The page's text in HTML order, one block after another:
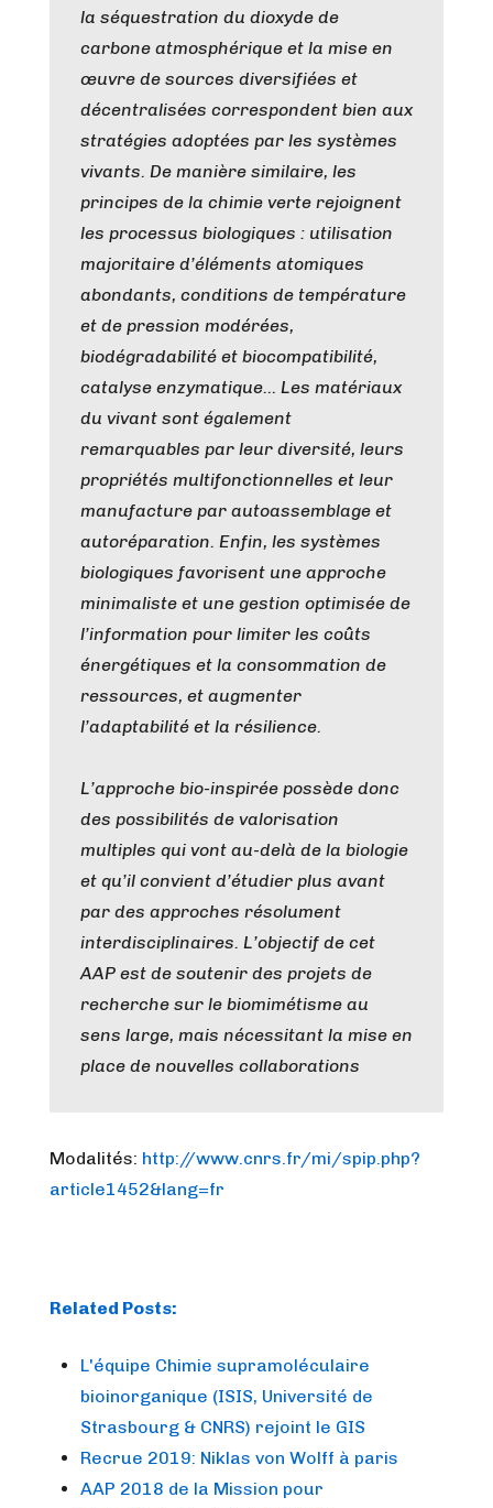
la séquestration du dioxyde de
carbone atmosphérique et la mise en
œuvre de sources diversifiées et
décentralisées correspondent bien aux
stratégies adoptées par les systèmes
vivants. De manière similaire, les
principes de la chimie verte rejoignent
les processus biologiques : utilisation
majoritaire d’éléments atomiques
abondants, conditions de température
et de pression modérées,
biodégradabilité et biocompatibilité,
catalyse enzymatique… Les matériaux
du vivant sont également
remarquables par leur diversité, leurs
propriétés multifonctionnelles et leur
manufacture par autoassemblage et
autoréparation. Enfin, les systèmes
biologiques favorisent une approche
minimaliste et une gestion optimisée de
l’information pour limiter les coûts
énergétiques et la consommation de
ressources, et augmenter
l’adaptabilité et la résilience.
L’approche bio-inspirée possède donc
des possibilités de valorisation
multiples qui vont au-delà de la biologie
et qu’il convient d’étudier plus avant
par des approches résolument
interdisciplinaires. L’objectif de cet
AAP est de soutenir des projets de
recherche sur le biomimétisme au
sens large, mais nécessitant la mise en
place de nouvelles collaborations
Modalités: http://www.cnrs.fr/mi/spip.php?
article1452&lang=fr
Related Posts:
L'équipe Chimie supramoléculaire
bioinorganique (ISIS, Université de
Strasbourg & CNRS) rejoint le GIS
Recrue 2019: Niklas von Wolff à paris
AAP 2018 de la Mission pour